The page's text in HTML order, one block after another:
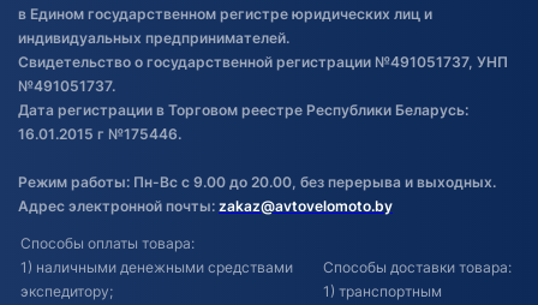
в Едином государственном регистре юридических лиц и
индивидуальных предпринимателей.
Свидетельство о государственной регистрации №491051737, УНП
№491051737.
Дата регистрации в Торговом реестре Республики Беларусь:
16.01.2015 г №175446.
Режим работы: Пн-Вс с 9.00 до 20.00, без перерыва и выходных.
Адрес электронной почты: zakaz@avtovelomoto.by
Способы оплаты товара:
1) наличными денежными средствами
экспедитору;
Способы доставки товара:
1) транспортным